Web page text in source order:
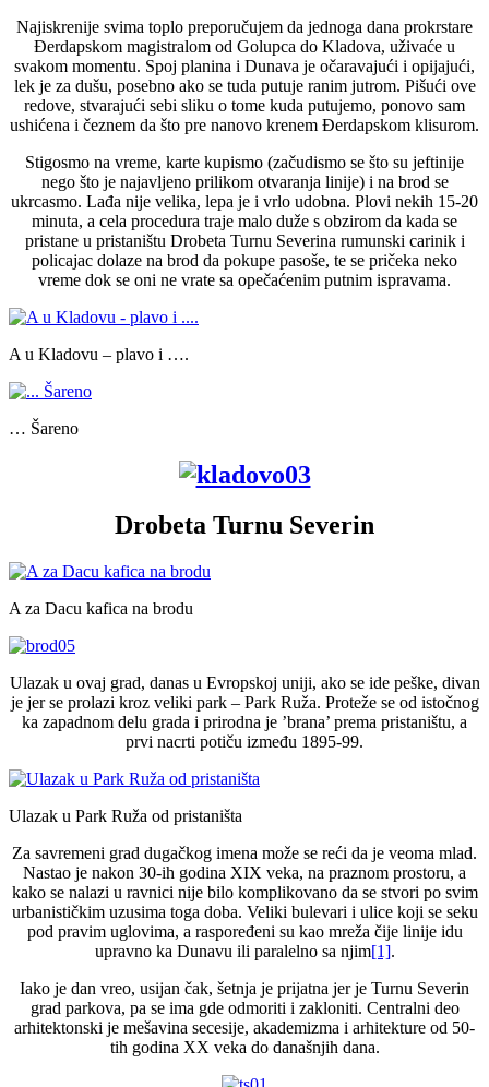
Najiskrenije svima toplo preporučujem da jednoga dana prokrstare
Đerdapskom magistralom od Golupca do Kladova, uživaće u
svakom momentu. Spoj planina i Dunava je očaravajući i opijajući,
lek je za dušu, posebno ako se tuda putuje ranim jutrom. Pišući ove
redove, stvarajući sebi sliku o tome kuda putujemo, ponovo sam
ushićena i čeznem da što pre nanovo krenem Đerdapskom klisurom.
Stigosmo na vreme, karte kupismo (začudismo se što su jeftinije
nego što je najavljeno prilikom otvaranja linije) i na brod se
ukrcasmo. Lađa nije velika, lepa je i vrlo udobna. Plovi nekih 15-20
minuta, a cela procedura traje malo duže s obzirom da kada se
pristane u pristaništu Drobeta Turnu Severina rumunski carinik i
policajac dolaze na brod da pokupe pasoše, te se pričeka neko
vreme dok se oni ne vrate sa opečaćenim putnim ispravama.
A u Kladovu – plavo i ….
… Šareno
Drobeta Turnu Severin
A za Dacu kafica na brodu
Ulazak u ovaj grad, danas u Evropskoj uniji, ako se ide peške, divan
je jer se prolazi kroz veliki park – Park Ruža. Proteže se od istočnog
ka zapadnom delu grada i prirodna je ’brana’ prema pristaništu, a
prvi nacrti potiču između 1895-99.
Ulazak u Park Ruža od pristaništa
Za savremeni grad dugačkog imena može se reći da je veoma mlad.
Nastao je nakon 30-ih godina XIX veka, na praznom prostoru, a
kako se nalazi u ravnici nije bilo komplikovano da se stvori po svim
urbanističkim uzusima toga doba. Veliki bulevari i ulice koji se seku
pod pravim uglovima, a raspoređeni su kao mreža čije linije idu
upravno ka Dunavu ili paralelno sa njim[1].
Iako je dan vreo, usijan čak, šetnja je prijatna jer je Turnu Severin
grad parkova, pa se ima gde odmoriti i zakloniti. Centralni deo
arhitektonski je mešavina secesije, akademizma i arhitekture od 50-
tih godina XX veka do današnjih dana.